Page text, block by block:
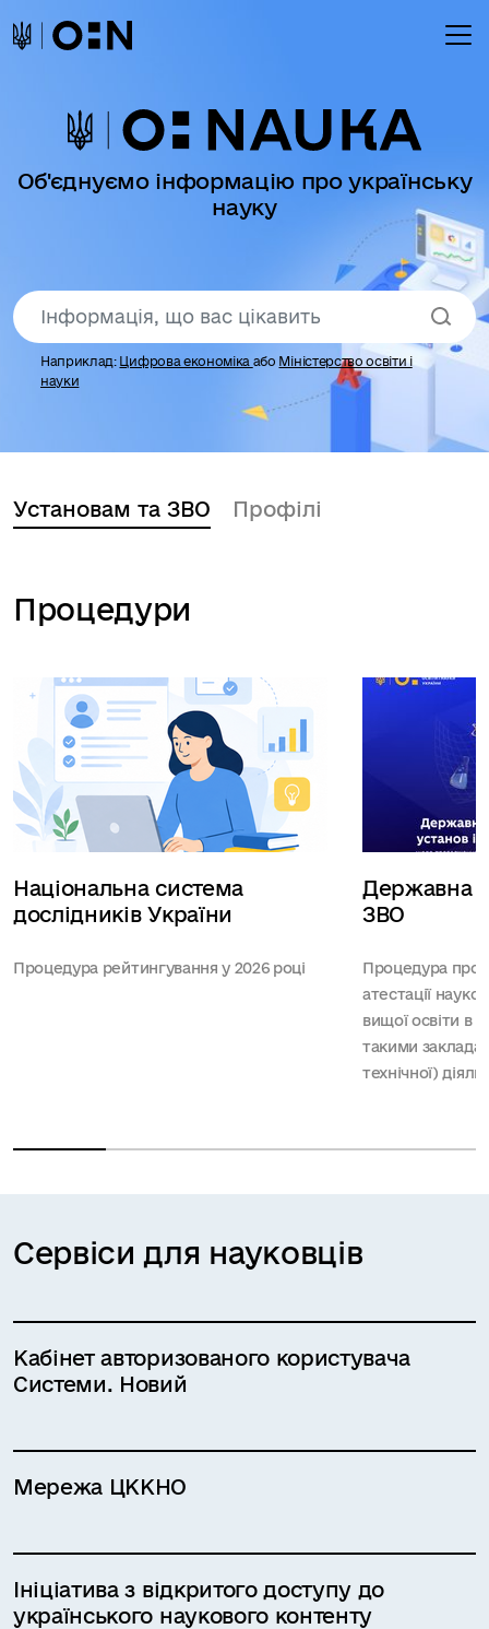
Об'єднуємо інформацію про українську
науку
Наприклад: Цифрова економіка або Міністерство освіти і
науки
Установам та ЗВО Профілі
Процедури
Національна система
дослідників України
Процедура рейтингування у 2026 році
Державна
ЗВО
Процедура
атестації
вищої освіти в
такими
технічної)
Сервіси для науковців
Кабінет авторизованого користувача
Системи. Новий
Мережа ЦККНО
Ініціатива з відкритого доступу до
українського наукового контенту